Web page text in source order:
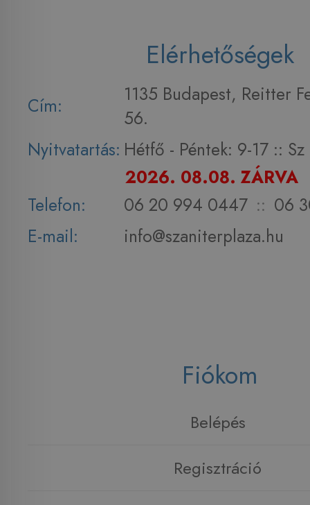
Elérhetőségek
Cím:
1135 Budapest, Reitter
56.
Nyitvatartás: Hétfő - Péntek: 9-17 :: Sz
2026. 08.08. ZÁRVA
Telefon:
06 20 994 0447 :: 06
E-mail:
info@szaniterplaza.hu
Fiókom
Belépés
Regisztráció